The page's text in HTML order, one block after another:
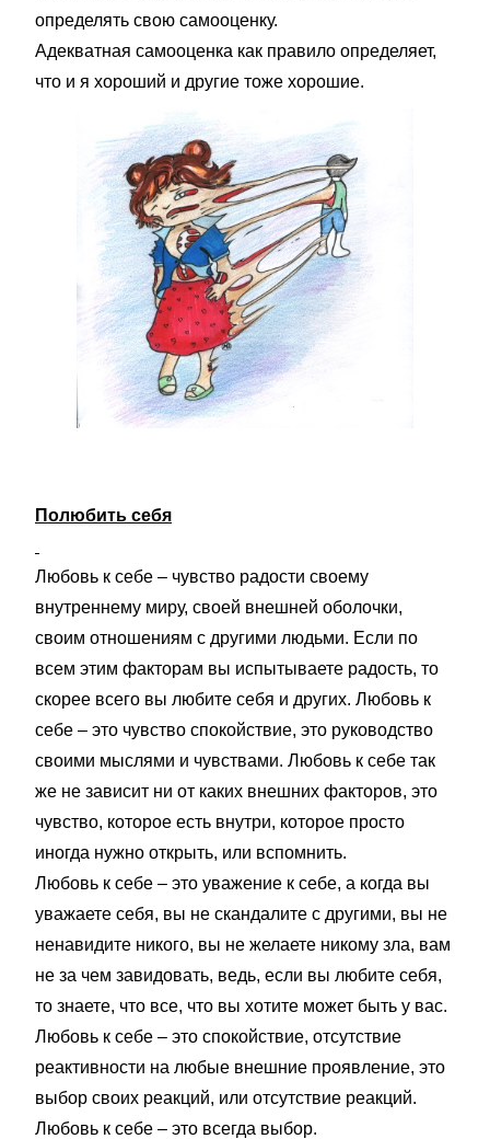
определять свою самооценку.
Адекватная самооценка как правило определяет,
что и я хороший и другие тоже хорошие.
Полюбить себя
Любовь к себе – чувство радости своему
внутреннему миру, своей внешней оболочки,
своим отношениям с другими людьми. Если по
всем этим факторам вы испытываете радость, то
скорее всего вы любите себя и других. Любовь к
себе – это чувство спокойствие, это руководство
своими мыслями и чувствами. Любовь к себе так
же не зависит ни от каких внешних факторов, это
чувство, которое есть внутри, которое просто
иногда нужно открыть, или вспомнить.
Любовь к себе – это уважение к себе, а когда вы
уважаете себя, вы не скандалите с другими, вы не
ненавидите никого, вы не желаете никому зла, вам
не за чем завидовать, ведь, если вы любите себя,
то знаете, что все, что вы хотите может быть у вас.
Любовь к себе – это спокойствие, отсутствие
реактивности на любые внешние проявление, это
выбор своих реакций, или отсутствие реакций.
Любовь к себе – это всегда выбор.